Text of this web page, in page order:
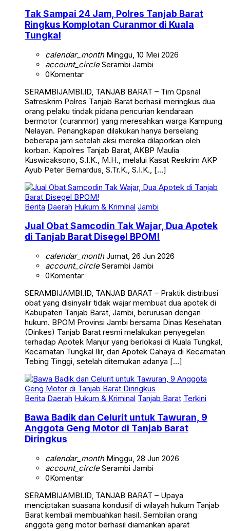
Tak Sampai 24 Jam, Polres Tanjab Barat
Ringkus Komplotan Curanmor di Kuala
Tungkal
calendar_monthMinggu, 10 Mei 2026
account_circleSerambi Jambi
0Komentar
SERAMBIJAMBI.ID, TANJAB BARAT – Tim Opsnal
Satreskrim Polres Tanjab Barat berhasil meringkus dua
orang pelaku tindak pidana pencurian kendaraan
bermotor (curanmor) yang meresahkan warga Kampung
Nelayan. Penangkapan dilakukan hanya berselang
beberapa jam setelah aksi mereka dilaporkan oleh
korban. Kapolres Tanjab Barat, AKBP Maulia
Kuswicaksono, S.I.K., M.H., melalui Kasat Reskrim AKP
Ayub Peter Bernardus, S.Tr.K., S.I.K., […]
Berita Daerah Hukum & Kriminal Jambi
Jual Obat Samcodin Tak Wajar, Dua Apotek
di Tanjab Barat Disegel BPOM!
calendar_monthJumat, 26 Jun 2026
account_circleSerambi Jambi
0Komentar
SERAMBIJAMBI.ID, TANJAB BARAT – Praktik distribusi
obat yang disinyalir tidak wajar membuat dua apotek di
Kabupaten Tanjab Barat, Jambi, berurusan dengan
hukum. BPOM Provinsi Jambi bersama Dinas Kesehatan
(Dinkes) Tanjab Barat resmi melakukan penyegelan
terhadap Apotek Manjur yang berlokasi di Kuala Tungkal,
Kecamatan Tungkal Ilir, dan Apotek Cahaya di Kecamatan
Tebing Tinggi, setelah ditemukan adanya […]
Berita Daerah Hukum & Kriminal Tanjab Barat Terkini
Bawa Badik dan Celurit untuk Tawuran, 9
Anggota Geng Motor di Tanjab Barat
Diringkus
calendar_monthMinggu, 28 Jun 2026
account_circleSerambi Jambi
0Komentar
SERAMBIJAMBI.ID, TANJAB BARAT – Upaya
menciptakan suasana kondusif di wilayah hukum Tanjab
Barat kembali membuahkan hasil. Sembilan orang
anggota geng motor berhasil diamankan aparat